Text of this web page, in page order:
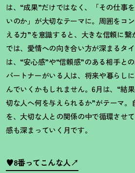
は、“成果”だけではなく、「その仕事
いのか」が大切なテーマに。周囲をコ
える力”を意識すると、大きな信頼に
では、愛情への向き合い方が深まるタ
は、“安心感”や“信頼感”のある相手と
パートナーがいる人は、将来や暮らし
んでいくかもしれません。6月は、“結果
切な人へ何を与えられるか”がテーマ。
を、大切な人との関係の中で循環させ
感も深まっていく月です。
♥8番ってこんな人